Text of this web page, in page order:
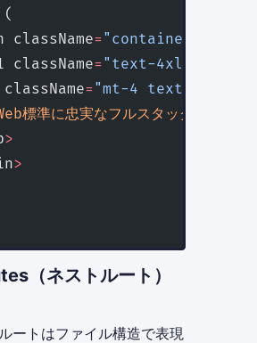
(
className= "container mx-
className= "text-4xl font-
= "mt-4 text-lg
標準に忠実なフルスタックフレーム
>
>
（ネストルート）
ートはファイル構造で表現